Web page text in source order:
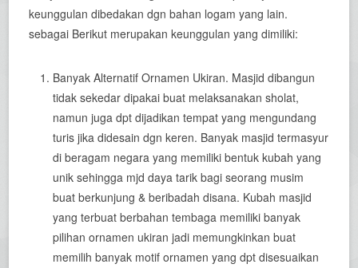
keunggulan dibedakan dgn bahan logam yang lain.
sebagai Berikut merupakan keunggulan yang dimiliki:
Banyak Alternatif Ornamen Ukiran. Masjid dibangun
tidak sekedar dipakai buat melaksanakan sholat,
namun juga dpt dijadikan tempat yang mengundang
turis jika didesain dgn keren. Banyak masjid termasyur
di beragam negara yang memiliki bentuk kubah yang
unik sehingga mjd daya tarik bagi seorang musim
buat berkunjung & beribadah disana. Kubah masjid
yang terbuat berbahan tembaga memiliki banyak
pilihan ornamen ukiran jadi memungkinkan buat
memilih banyak motif ornamen yang dpt disesuaikan